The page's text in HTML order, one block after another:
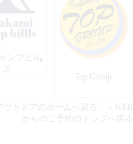
ンプヒル
Top Group
ウトドアのホームへ戻る
＞WEB
からのご予約のトップへ戻る